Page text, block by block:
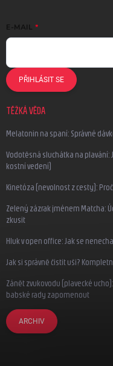
E-MAIL
PŘIHLÁSIT SE
TĚŽKÁ VĚDA
Melatonin na spaní: Správné
Vodotěsná sluchátka na plavání:
kostní vedení)
Kinetóza (nevolnost z cesty):
Zelený zázrak jménem Matcha:
zkusit
Hluk v open office: Jak se
Jak si správně čistit uši?
Zánět zvukovodu (plavecké
babské rady zapomenout
ARCHIV